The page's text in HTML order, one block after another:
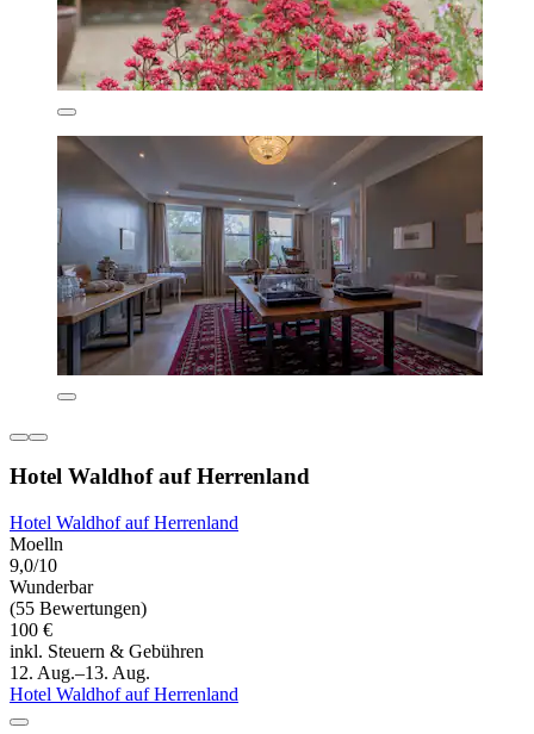
Hotel Waldhof auf Herrenland
Hotel Waldhof auf Herrenland
Moelln
9,0/10
Wunderbar
(55 Bewertungen)
100 €
inkl. Steuern & Gebühren
12. Aug.–13. Aug.
Hotel Waldhof auf Herrenland